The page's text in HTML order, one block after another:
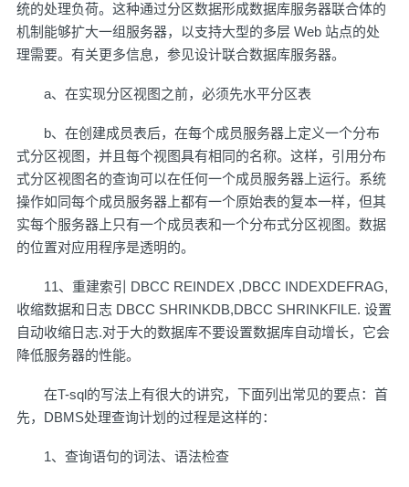
统的处理负荷。这种通过分区数据形成数据库服务器联合体的
机制能够扩大一组服务器，以支持大型的多层 Web 站点的处
理需要。有关更多信息，参见设计联合数据库服务器。
a、在实现分区视图之前，必须先水平分区表
b、在创建成员表后，在每个成员服务器上定义一个分布
式分区视图，并且每个视图具有相同的名称。这样，引用分布
式分区视图名的查询可以在任何一个成员服务器上运行。系统
操作如同每个成员服务器上都有一个原始表的复本一样，但其
实每个服务器上只有一个成员表和一个分布式分区视图。数据
的位置对应用程序是透明的。
11、重建索引 DBCC REINDEX ,DBCC INDEXDEFRAG,
收缩数据和日志 DBCC SHRINKDB,DBCC SHRINKFILE. 设置
自动收缩日志.对于大的数据库不要设置数据库自动增长，它会
降低服务器的性能。
在T-sql的写法上有很大的讲究，下面列出常见的要点：首
先，DBMS处理查询计划的过程是这样的：
1、查询语句的词法、语法检查